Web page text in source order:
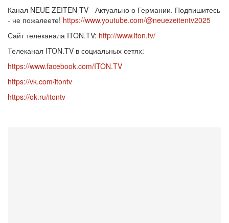
Канал NEUE ZEITEN TV - Актуально о Германии. Подпишитесь
- не пожалеете! https://www.youtube.com/@neuezeitentv2025
Сайт телеканала ITON.TV: http://www.iton.tv/
Телеканал ITON.TV в социальных сетях:
https://www.facebook.com/ITON.TV
https://vk.com/itontv
https://ok.ru/itontv